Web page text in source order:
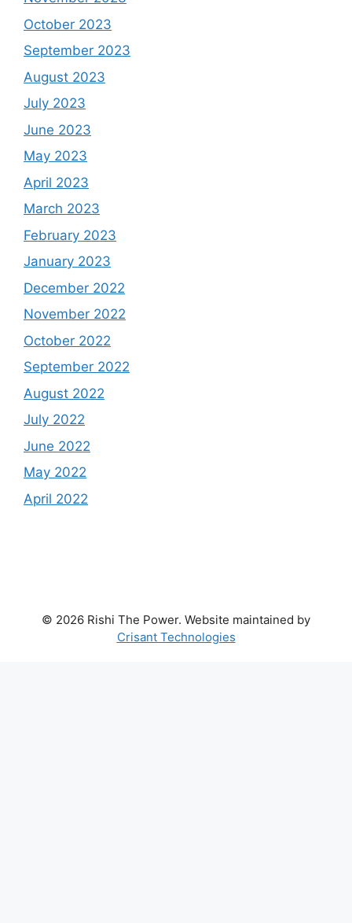
October 2023
September 2023
August 2023
July 2023
June 2023
May 2023
April 2023
March 2023
February 2023
January 2023
December 2022
November 2022
October 2022
September 2022
August 2022
July 2022
June 2022
May 2022
April 2022
© 2026 Rishi The Power. Website maintained by
Crisant Technologies